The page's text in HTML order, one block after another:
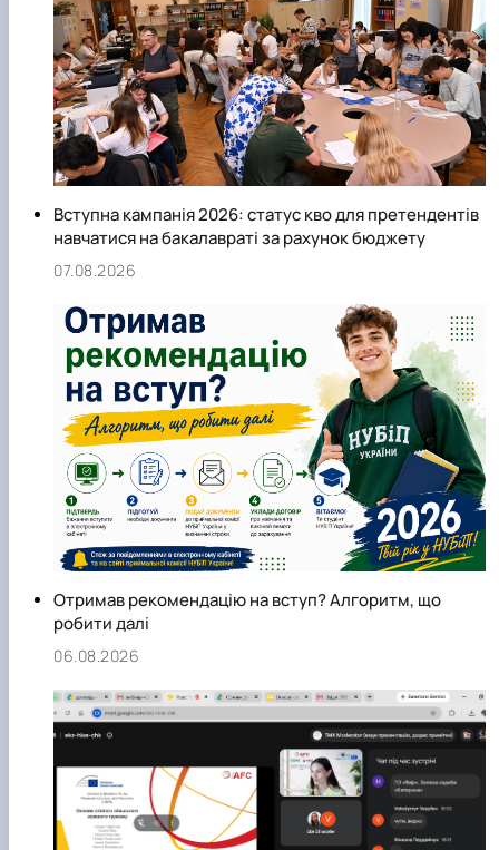
Вступна кампанія 2026: статус кво для претендентів
навчатися на бакалавраті за рахунок бюджету
07.08.2026
Отримав рекомендацію на вступ? Алгоритм, що
робити далі
06.08.2026